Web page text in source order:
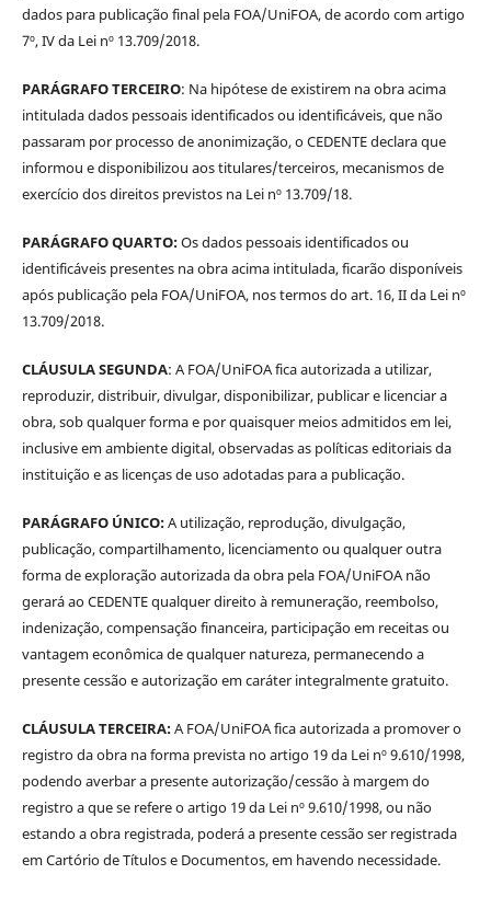
dados para publicação final pela FOA/UniFOA, de acordo com artigo
7º, IV da Lei nº 13.709/2018.
PARÁGRAFO TERCEIRO: Na hipótese de existirem na obra acima
intitulada dados pessoais identificados ou identificáveis, que não
passaram por processo de anonimização, o CEDENTE declara que
informou e disponibilizou aos titulares/terceiros, mecanismos de
exercício dos direitos previstos na Lei nº 13.709/18.
PARÁGRAFO QUARTO:Os dados pessoais identificados ou
identificáveis presentes na obra acima intitulada, ficarão disponíveis
após publicação pela FOA/UniFOA, nos termos do art. 16, II da Lei nº
13.709/2018.
CLÁUSULA SEGUNDA: A FOA/UniFOA fica autorizada a utilizar,
reproduzir, distribuir, divulgar, disponibilizar, publicar e licenciar a
obra, sob qualquer forma e por quaisquer meios admitidos em lei,
inclusive em ambiente digital, observadas as políticas editoriais da
instituição e as licenças de uso adotadas para a publicação.
PARÁGRAFO ÚNICO:A utilização, reprodução, divulgação,
publicação, compartilhamento, licenciamento ou qualquer outra
forma de exploração autorizada da obra pela FOA/UniFOA não
gerará ao CEDENTE qualquer direito à remuneração, reembolso,
indenização, compensação financeira, participação em receitas ou
vantagem econômica de qualquer natureza, permanecendo a
presente cessão e autorização em caráter integralmente gratuito.
CLÁUSULA TERCEIRA:A FOA/UniFOA fica autorizada a promover o
registro da obra na forma prevista no artigo 19 da Lei nº 9.610/1998,
podendo averbar a presente autorização/cessão à margem do
registro a que se refere o artigo 19 da Lei nº 9.610/1998, ou não
estando a obra registrada, poderá a presente cessão ser registrada
em Cartório de Títulos e Documentos, em havendo necessidade.